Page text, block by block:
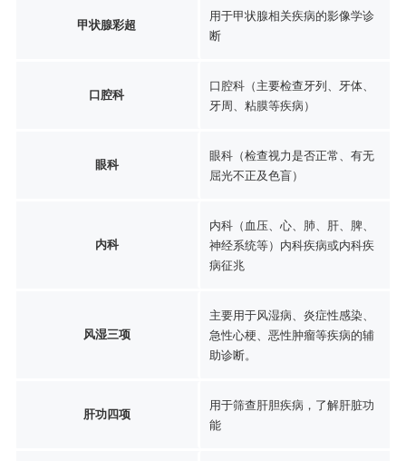
甲状腺彩超
用于甲状腺相关疾病的影像学诊
断
口腔科
口腔科（主要检查牙列、牙体、
牙周、粘膜等疾病）
眼科
眼科（检查视力是否正常、有无
屈光不正及色盲）
内科
内科（血压、心、肺、肝、脾、
神经系统等）内科疾病或内科疾
病征兆
风湿三项
主要用于风湿病、炎症性感染、
急性心梗、恶性肿瘤等疾病的辅
助诊断。
肝功四项
用于筛查肝胆疾病，了解肝脏功
能